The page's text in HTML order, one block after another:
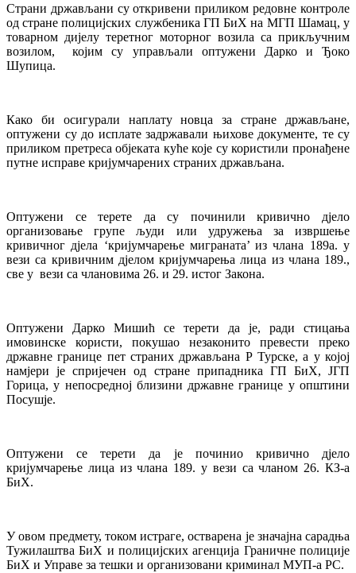
Страни држављани су откривени приликом редовне контроле
од стране полицијских службеника ГП БиХ на МГП Шамац, у
товарном дијелу теретног моторног возила са прикључним
возилом, којим су управљали оптужени Дарко и Ђоко
Шупица.
Како би осигурали наплату новца за стране држављане,
оптужени су до исплате задржавали њихове документе, те су
приликом претреса објеката куће које су користили пронађене
путне исправе кријумчарених страних држављана.
Оптужени се терете да су починили кривично дјело
организовање групе људи или удружења за извршење
кривичног дјела ‘кријумчарење миграната’ из члана 189а. у
вези са кривичним дјелом кријумчарења лица из члана 189.,
све у вези са члановима 26. и 29. истог Закона.
Оптужени Дарко Мишић се терети да је, ради стицања
имовинске користи, покушао незаконито превести преко
државне границе пет страних држављана Р Турске, а у којој
намјери је спријечен од стране припадника ГП БиХ, ЈГП
Горица, у непосредној близини државне границе у општини
Посушје.
Оптужени се терети да је починио кривично дјело
кријумчарење лица из члана 189. у вези са чланом 26. КЗ-а
БиХ.
У овом предмету, током истраге, остварена је значајна сарадња
Тужилаштва БиХ и полицијских агенција Граничне полиције
БиХ и Управе за тешки и организовани криминал МУП-а РС.